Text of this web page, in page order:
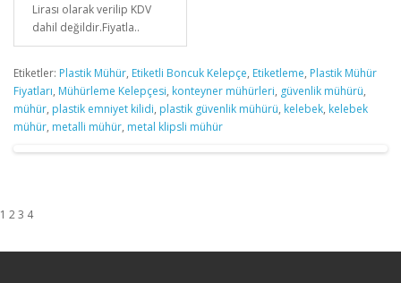
Lirası olarak verilip KDV
dahil değildir.Fiyatla..
Etiketler: Plastik Mühür, Etiketli Boncuk Kelepçe, Etiketleme, Plastik Mühür
Fiyatları, Mühürleme Kelepçesi, konteyner mühürleri, güvenlik mühürü,
mühür, plastik emniyet kilidi, plastik güvenlik mühürü, kelebek, kelebek
mühür, metalli mühür, metal klipsli mühür
1 2 3 4